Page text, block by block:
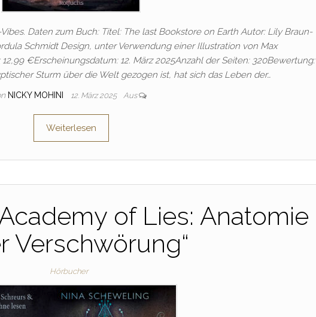
Daten zum Buch: Titel: The last Bookstore on Earth Autor: Lily Braun-
Schmidt Design, unter Verwendung einer Illustration von Max
€Erscheinungsdatum: 12. März 2025Anzahl der Seiten: 320Bewertung:
Sturm über die Welt gezogen ist, hat sich das Leben der…
NICKY MOHINI 12. März 2025 Aus
Weiterlesen
of Lies: Anatomie
Verschwörung“
Hörbucher